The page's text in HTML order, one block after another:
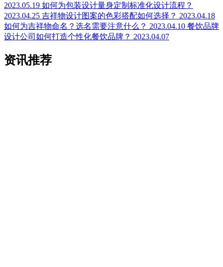
2023.05.19 如何为包装设计量身定制标准化设计流程？
2023.04.25 吉祥物设计图案的色彩搭配如何选择？ 2023.04.18
如何为吉祥物命名？选名需要注意什么？ 2023.04.10 餐饮品牌
设计公司如何打造个性化餐饮品牌？ 2023.04.07
资讯推荐